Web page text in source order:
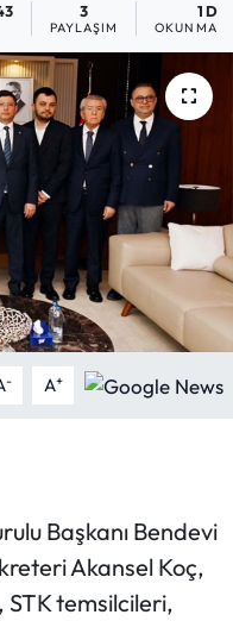
3
PAYLAŞIM
1 DK
OKUNMA
- A+
Başkanı Bendevi
Akansel Koç,
STK temsilcileri,